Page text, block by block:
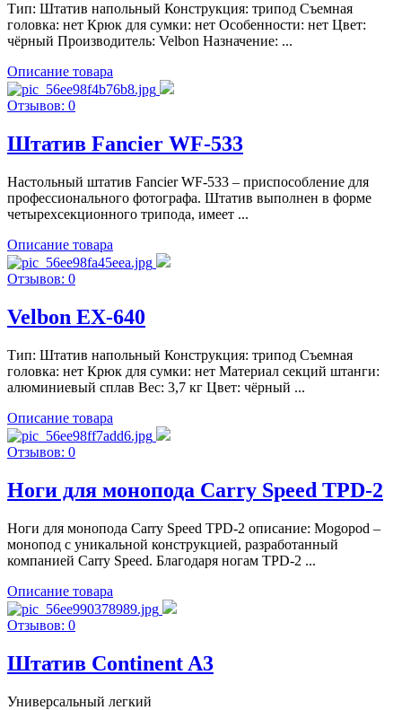
Тип: Штатив напольный Конструкция: трипод Съемная
головка: нет Крюк для сумки: нет Особенности: нет Цвет:
чёрный Производитель: Velbon Назначение: ...
Описание товара
Отзывов: 0
Штатив Fancier WF-533
Настольный штатив Fancier WF-533 – приспособление для
профессионального фотографа. Штатив выполнен в форме
четырехсекционного трипода, имеет ...
Описание товара
Отзывов: 0
Velbon EX-640
Тип: Штатив напольный Конструкция: трипод Съемная
головка: нет Крюк для сумки: нет Материал секций штанги:
алюминиевый сплав Вес: 3,7 кг Цвет: чёрный ...
Описание товара
Отзывов: 0
Ноги для монопода Carry Speed TPD-2
Ноги для монопода Carry Speed TPD-2 описание: Mogopod –
монопод с уникальной конструкцией, разработанный
компанией Carry Speed. Благодаря ногам TPD-2 ...
Описание товара
Отзывов: 0
Штатив Continent A3
Универсальный легкий